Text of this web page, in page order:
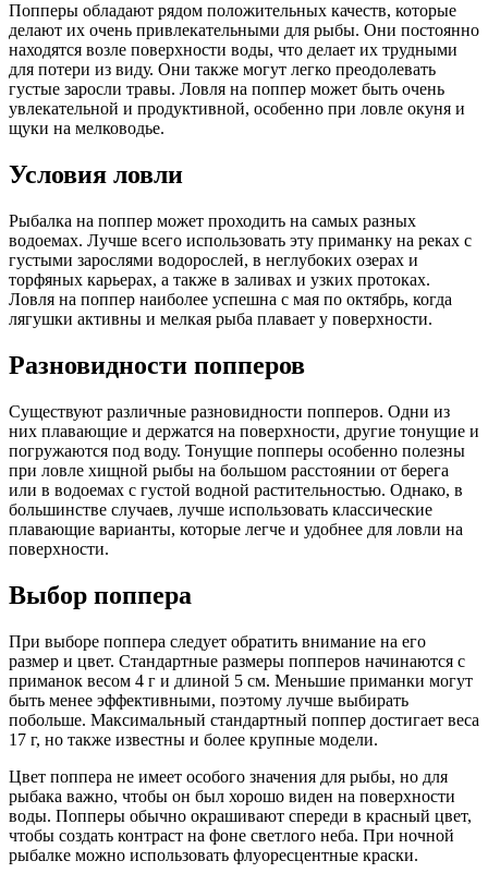
Попперы обладают рядом положительных качеств, которые
делают их очень привлекательными для рыбы. Они постоянно
находятся возле поверхности воды, что делает их трудными
для потери из виду. Они также могут легко преодолевать
густые заросли травы. Ловля на поппер может быть очень
увлекательной и продуктивной, особенно при ловле окуня и
щуки на мелководье.
Условия ловли
Рыбалка на поппер может проходить на самых разных
водоемах. Лучше всего использовать эту приманку на реках с
густыми зарослями водорослей, в неглубоких озерах и
торфяных карьерах, а также в заливах и узких протоках.
Ловля на поппер наиболее успешна с мая по октябрь, когда
лягушки активны и мелкая рыба плавает у поверхности.
Разновидности попперов
Существуют различные разновидности попперов. Одни из
них плавающие и держатся на поверхности, другие тонущие и
погружаются под воду. Тонущие попперы особенно полезны
при ловле хищной рыбы на большом расстоянии от берега
или в водоемах с густой водной растительностью. Однако, в
большинстве случаев, лучше использовать классические
плавающие варианты, которые легче и удобнее для ловли на
поверхности.
Выбор поппера
При выборе поппера следует обратить внимание на его
размер и цвет. Стандартные размеры попперов начинаются с
приманок весом 4 г и длиной 5 см. Меньшие приманки могут
быть менее эффективными, поэтому лучше выбирать
побольше. Максимальный стандартный поппер достигает веса
17 г, но также известны и более крупные модели.
Цвет поппера не имеет особого значения для рыбы, но для
рыбака важно, чтобы он был хорошо виден на поверхности
воды. Попперы обычно окрашивают спереди в красный цвет,
чтобы создать контраст на фоне светлого неба. При ночной
рыбалке можно использовать флуоресцентные краски.